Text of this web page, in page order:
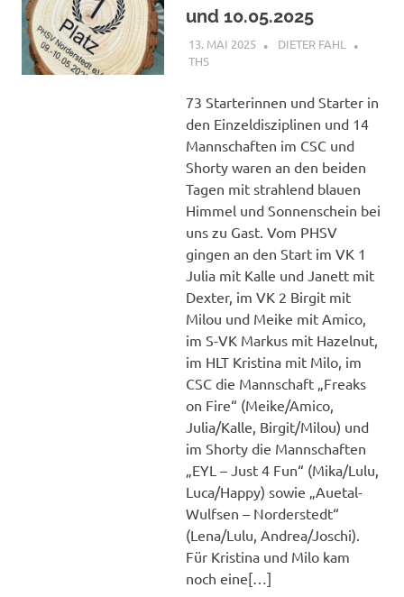
und 10.05.2025
13. MAI 2025
DIETER FAHL
THS
73 Starterinnen und Starter in
den Einzeldisziplinen und 14
Mannschaften im CSC und
Shorty waren an den beiden
Tagen mit strahlend blauen
Himmel und Sonnenschein bei
uns zu Gast. Vom PHSV
gingen an den Start im VK 1
Julia mit Kalle und Janett mit
Dexter, im VK 2 Birgit mit
Milou und Meike mit Amico,
im S-VK Markus mit Hazelnut,
im HLT Kristina mit Milo, im
CSC die Mannschaft „Freaks
on Fire“ (Meike/Amico,
Julia/Kalle, Birgit/Milou) und
im Shorty die Mannschaften
„EYL – Just 4 Fun“ (Mika/Lulu,
Luca/Happy) sowie „Auetal-
Wulfsen – Norderstedt“
(Lena/Lulu, Andrea/Joschi).
Für Kristina und Milo kam
noch eine[…]